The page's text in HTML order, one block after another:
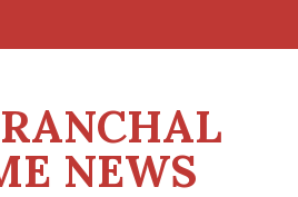
NEWS